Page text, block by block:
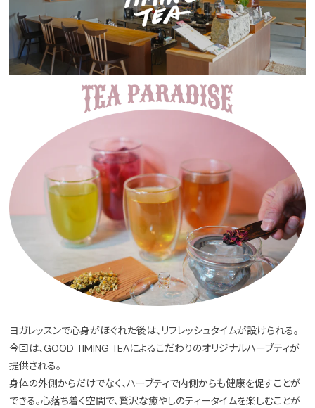
ヨガレッスンで心身がほぐれた後は、リフレッシュタイムが設けられる。
今回は、GOOD TIMING TEAによるこだわりのオリジナルハーブティが
提供される。
身体の外側からだけでなく、ハーブティで内側からも健康を促すことが
できる。心落ち着く空間で、贅沢な癒やしのティータイムを楽しむことが